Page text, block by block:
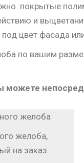
покрытые
и
цвет фасада
по вашим
можете
желоба,
на заказ.